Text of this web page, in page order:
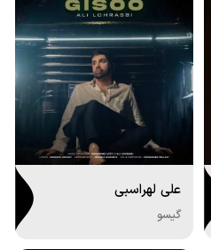
علی لهراسبی
گیسو